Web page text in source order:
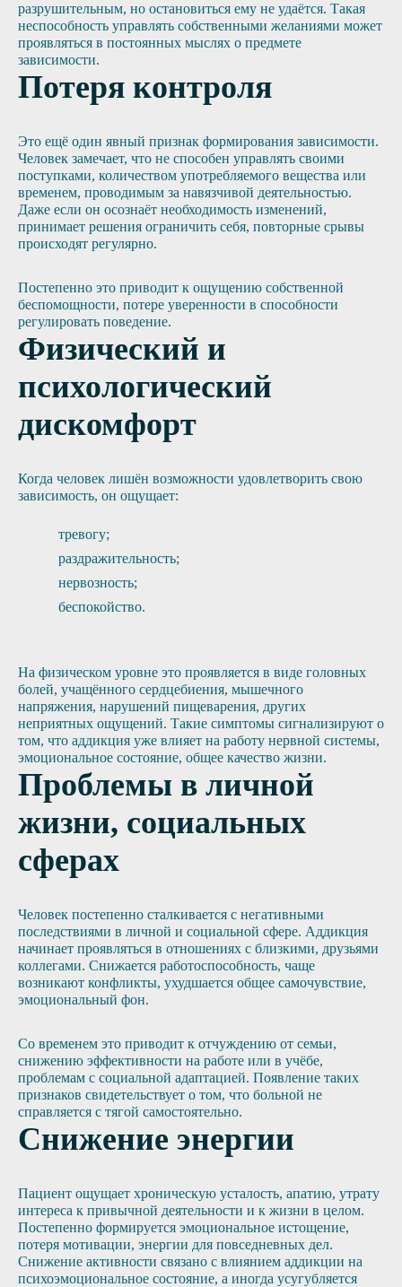
разрушительным, но остановиться ему не удаётся. Такая
неспособность управлять собственными желаниями может
проявляться в постоянных мыслях о предмете
зависимости.
Потеря контроля
Это ещё один явный признак формирования зависимости.
Человек замечает, что не способен управлять своими
поступками, количеством употребляемого вещества или
временем, проводимым за навязчивой деятельностью.
Даже если он осознаёт необходимость изменений,
принимает решения ограничить себя, повторные срывы
происходят регулярно.
Постепенно это приводит к ощущению собственной
беспомощности, потере уверенности в способности
регулировать поведение.
Физический и
психологический
дискомфорт
Когда человек лишён возможности удовлетворить свою
зависимость, он ощущает:
тревогу;
раздражительность;
нервозность;
беспокойство.
На физическом уровне это проявляется в виде головных
болей, учащённого сердцебиения, мышечного
напряжения, нарушений пищеварения, других
неприятных ощущений. Такие симптомы сигнализируют о
том, что аддикция уже влияет на работу нервной системы,
эмоциональное состояние, общее качество жизни.
Проблемы в личной
жизни, социальных
сферах
Человек постепенно сталкивается с негативными
последствиями в личной и социальной сфере. Аддикция
начинает проявляться в отношениях с близкими, друзьями
коллегами. Снижается работоспособность, чаще
возникают конфликты, ухудшается общее самочувствие,
эмоциональный фон.
Со временем это приводит к отчуждению от семьи,
снижению эффективности на работе или в учёбе,
проблемам с социальной адаптацией. Появление таких
признаков свидетельствует о том, что больной не
справляется с тягой самостоятельно.
Снижение энергии
Пациент ощущает хроническую усталость, апатию, утрату
интереса к привычной деятельности и к жизни в целом.
Постепенно формируется эмоциональное истощение,
потеря мотивации, энергии для повседневных дел.
Снижение активности связано с влиянием аддикции на
психоэмоциональное состояние, а иногда усугубляется